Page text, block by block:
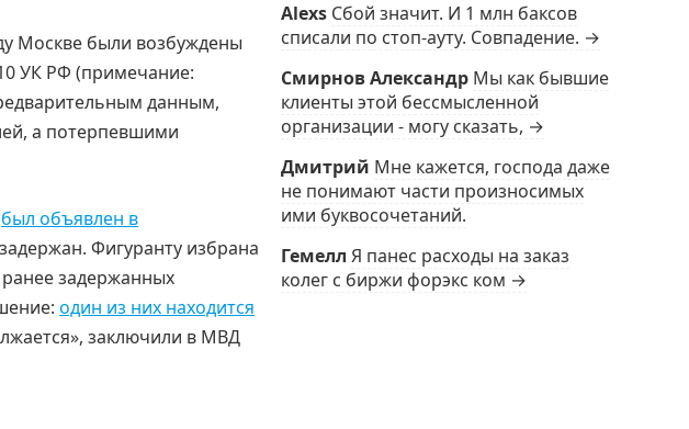
Москве были возбуждены
УК РФ (примечание:
данным,
а потерпевшими
был объявлен в
Фигуранту избрана
задержанных
один из них находится
заключили в МВД
Alexs Сбой значит. И 1 млн баксов
списали по стоп-ауту. Совпадение. →
Смирнов Александр Мы как бывшие
клиенты этой бессмысленной
организации - могу сказать, →
Дмитрий Мне кажется, господа даже
не понимают части произносимых
ими буквосочетаний.
Гемелл Я панес расходы на заказ
колег с биржи форэкс ком →